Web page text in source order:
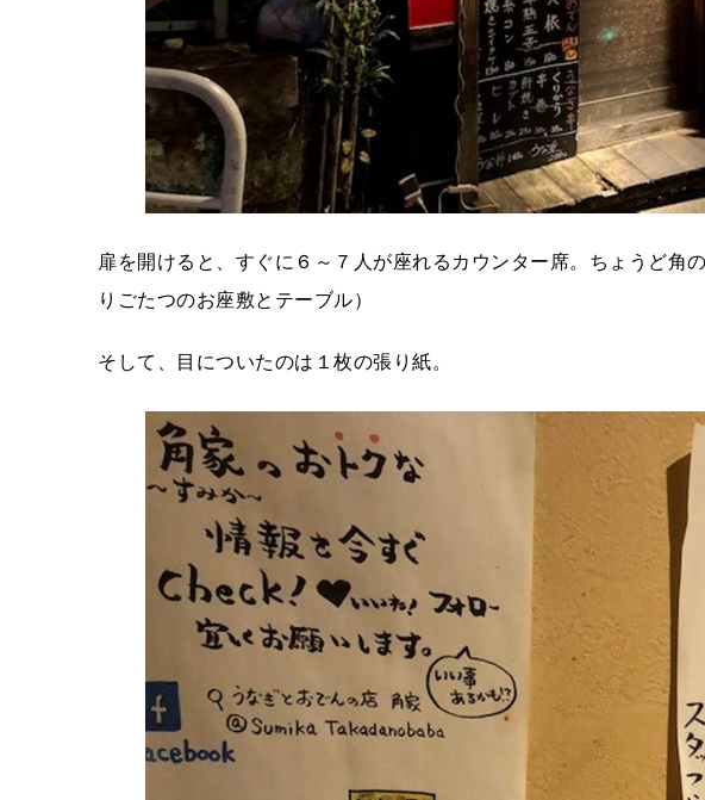
扉を開けると、すぐに６～７人が座れるカウンター席。ちょうど角
りごたつのお座敷とテーブル）
そして、目についたのは１枚の張り紙。